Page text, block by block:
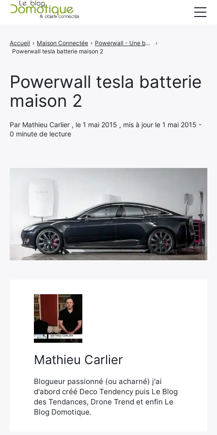
Powerwall tesla batterie
maison 2
Par Mathieu Carlier , le 1 mai 2015 , mis à jour le 1 mai 2015 -
0 minute de lecture
Accueil › Maison Connectée › Powerwall - Une batterie pour une maison plus verte
›
Powerwall tesla batterie maison 2
Mathieu Carlier
Blogueur passionné (ou acharné) j'ai
d'abord créé Deco Tendency puis Le Blog
des Tendances, Drone Trend et enfin Le
Blog Domotique.
Catégories
A propos
CONTACT
Rechercher
: